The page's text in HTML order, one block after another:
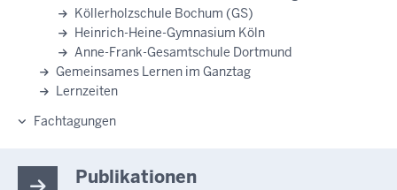
Köllerholzschule Bochum (GS)
Heinrich-Heine-Gymnasium Köln
Anne-Frank-Gesamtschule Dortmund
Gemeinsames Lernen im Ganztag
Lernzeiten
Fachtagungen
Publikationen